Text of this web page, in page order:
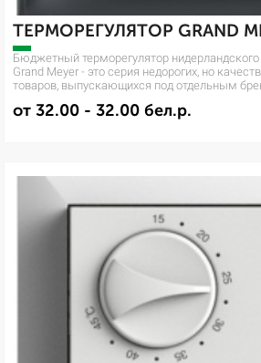
ТЕРМОРЕГУЛЯТОР GRAND
Бюджетный терморегулятор нидерландского
Grand Meyer - это серия недорогих, но
товаров, выпускающихся под отдельным
от 32.00 - 32.00 бел.р.